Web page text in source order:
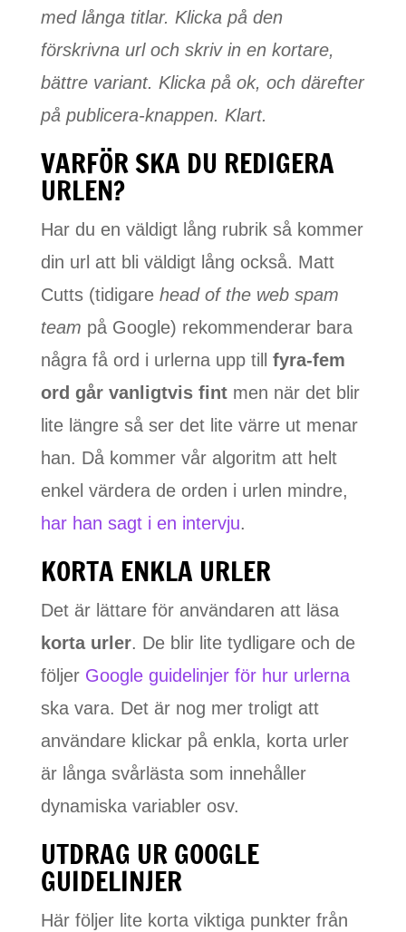
med långa titlar. Klicka på den
förskrivna url och skriv in en kortare,
bättre variant. Klicka på ok, och därefter
på publicera-knappen. Klart.
VARFÖR SKA DU REDIGERA
URLEN?
Har du en väldigt lång rubrik så kommer
din url att bli väldigt lång också. Matt
Cutts (tidigarehead of the web spam
team på Google) rekommenderar bara
några få ord i urlerna upp till fyra-fem
ord går vanligtvis fintmen när det blir
lite längre så ser det lite värre ut menar
han. Då kommer vår algoritm att helt
enkel värdera de orden i urlen mindre,
har han sagt i en intervju.
KORTA ENKLA URLER
Det är lättare för användaren att läsa
korta urler. De blir lite tydligare och de
följer Google guidelinjer för hur urlerna
ska vara. Det är nog mer troligt att
användare klickar på enkla, korta urler
är långa svårlästa som innehåller
dynamiska variabler osv.
UTDRAG UR GOOGLE
GUIDELINJER
Här följer lite korta viktiga punkter från